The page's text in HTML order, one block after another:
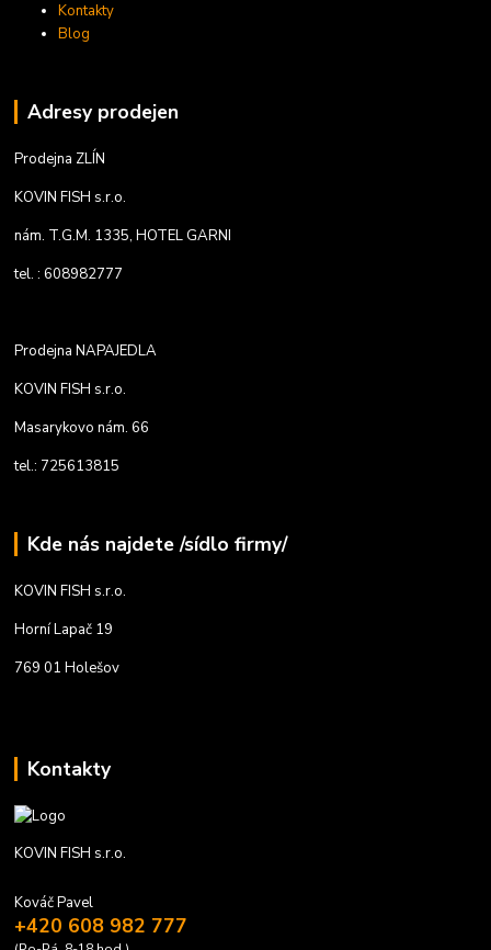
Kontakty
Blog
Adresy prodejen
Prodejna ZLÍN
KOVIN FISH s.r.o.
nám. T.G.M. 1335, HOTEL GARNI
tel. : 608982777
Prodejna NAPAJEDLA
KOVIN FISH s.r.o.
Masarykovo nám. 66
tel.: 725613815
Kde nás najdete /sídlo firmy/
KOVIN FISH s.r.o.
Horní Lapač 19
769 01 Holešov
Kontakty
KOVIN FISH s.r.o.
Kováč Pavel
+420 608 982 777